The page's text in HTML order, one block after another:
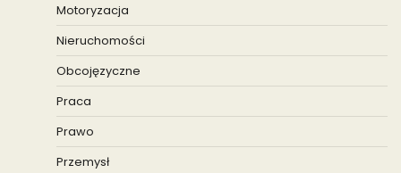
Motoryzacja
Nieruchomości
Obcojęzyczne
Praca
Prawo
Przemysł